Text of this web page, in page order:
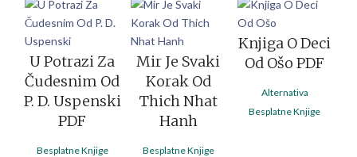
U Potrazi Za
Čudesnim Od
P. D. Uspenski
PDF
Besplatne Knjige
Mir Je Svaki
Korak Od
Thich Nhat
Hanh
Besplatne Knjige
Knjiga O Deci
Od Ošo PDF
Alternativa
Besplatne Knjige